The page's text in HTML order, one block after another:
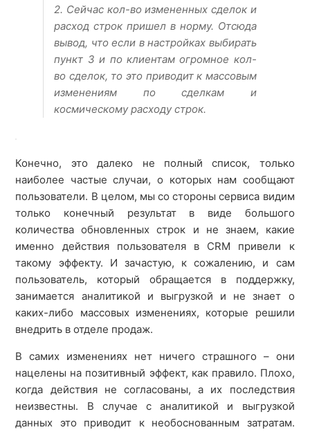
2. Сейчас кол-во измененных сделок и
расход строк пришел в норму. Отсюда
вывод, что если в настройках выбирать
пункт 3 и по клиентам огромное кол-
во сделок, то это приводит к массовым
изменениям по сделкам и
космическому расходу строк.
Конечно, это далеко не полный список, только
наиболее частые случаи, о которых нам сообщают
пользователи. В целом, мы со стороны сервиса видим
только конечный результат в виде большого
количества обновленных строк и не знаем, какие
именно действия пользователя в CRM привели к
такому эффекту. И зачастую, к сожалению, и сам
пользователь, который обращается в поддержку,
занимается аналитикой и выгрузкой и не знает о
каких-либо массовых изменениях, которые решили
внедрить в отделе продаж.
В самих изменениях нет ничего страшного – они
нацелены на позитивный эффект, как правило. Плохо,
когда действия не согласованы, а их последствия
неизвестны. В случае с аналитикой и выгрузкой
данных это приводит к необоснованным затратам.